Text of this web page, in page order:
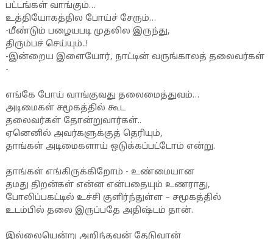
பட்டங்கள் வாங்கும்…
உத்தியோகத்தில போய்ச் சேரும்…
-மீண்டும் பழையபடி முதலில இருந்து,
திரும்பச் செய்யும்..!
-இன்றைய இளையோர், நாட்டின் வருங்காலத் தலைவர்கள்
-
எங்கே போய் வாங்குவது தலைமைத்துவம்…
அடிமைகள் சமூகத்தில் கூட
தலைவர்கள் தோன்றுவார்கள்..
ஏனெனில் அவர்களுக்குத் தெரியும்,
தாங்கள் அடிமைகளாய் ஒடுக்கப்பட்டோம் என்று.
தாங்கள் எங்கிருக்கிறோம் - உண்மையான
தமது திறன்கள் என்ன என்பதையும் உணராது,
போலிப்பகட்டில் உச்சி குளிர்ந்துள்ள – சமூகத்தில்
உடம்பில் தலை இருப்பதே அதிஷ்டம் தான்.
இல்லையென்று அறிந்தவன் தேடுவான்